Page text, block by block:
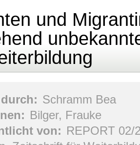
und
Schramm Bea
Bilger, Frauke
von: REPORT 02/